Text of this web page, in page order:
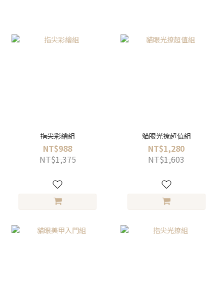
指尖彩繪組
NT$988
NT$1,375
貓眼光撩超值組
NT$1,280
NT$1,603